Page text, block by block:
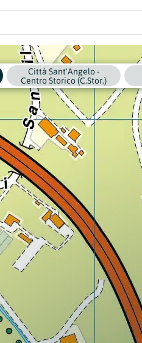
Abruzzo
Regione
Basilicata
Regione
Calabria
Regione
Campania
Regione
Emilia Romagna
Regione
Friuli-Venezia Giulia
Regione
Regione
Liguria
Regione
Città Sant'Angelo -
Centro Storico (C.Stor.)